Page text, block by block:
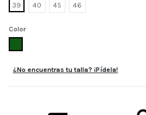
39
40 45 46
Color
¿No encuentras tu talla? ¡Pídela!